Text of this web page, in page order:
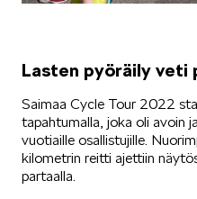
Lasten pyöräily veti
Saimaa Cycle Tour 2022
tapahtumalla, joka oli avoin
vuotiaille osallistujille.
kilometrin reitti ajettiin
partaalla.